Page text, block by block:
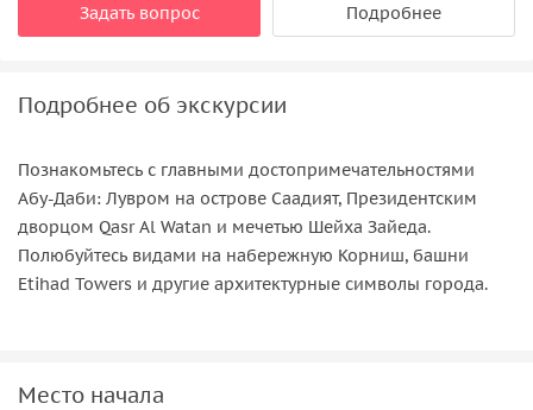
Задать вопрос Подробнее
Подробнее об экскурсии
Познакомьтесь с главными достопримечательностями
Абу-Даби: Лувром на острове Саадият, Президентским
дворцом Qasr Al Watan и мечетью Шейха Зайеда.
Полюбуйтесь видами на набережную Корниш, башни
Etihad Towers и другие архитектурные символы города.
Место начала